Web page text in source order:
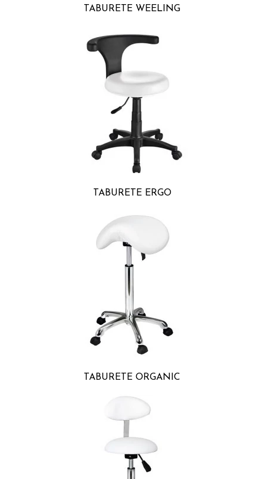
TABURETE WEELING
TABURETE ERGO
TABURETE ORGANIC